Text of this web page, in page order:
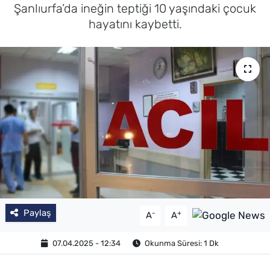
Şanlıurfa’da ineğin teptiği 10 yaşındaki çocuk
hayatını kaybetti.
Paylaş A- A+
07.04.2025 - 12:34 Okunma Süresi: 1 Dk